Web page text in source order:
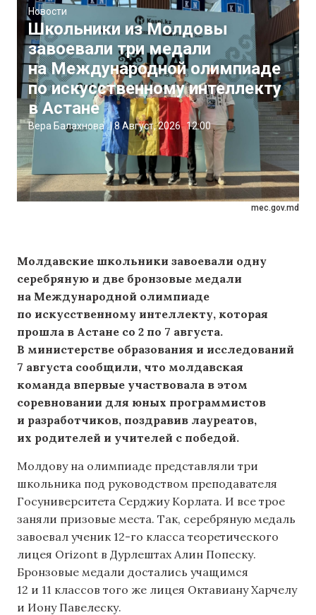
mec.gov.md
Новости
Школьники из Молдовы
завоевали три медали
на Международной олимпиаде
по искусственному интеллекту
в Астане
Вера Балахнова |8 Август, 2026 12:00
Молдавские школьники завоевали одну
серебряную и две бронзовые медали
на Международной олимпиаде
по искусственному интеллекту, которая
прошла в Астане со 2 по 7 августа.
В министерстве образования и исследований
7 августа сообщили, что молдавская
команда впервые участвовала в этом
соревновании для юных программистов
и разработчиков, поздравив лауреатов,
их родителей и учителей с победой.
Молдову на олимпиаде представляли три
школьника под руководством преподавателя
Госуниверситета Серджиу Корлата. И все трое
заняли призовые места. Так, серебряную медаль
завоевал ученик 12-го класса теоретического
лицея Orizont в Дурлештах Алин Попеску.
Бронзовые медали достались учащимся
12 и 11 классов того же лицея Октавиану Харчелу
и Иону Павелеску.